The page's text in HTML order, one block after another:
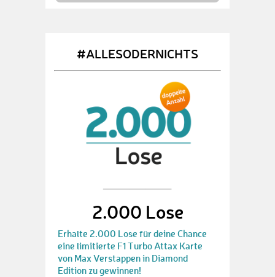
#ALLESODERNICHTS
2.000 Lose
Erhalte 2.000 Lose für deine Chance
eine limitierte F1 Turbo Attax Karte
von Max Verstappen in Diamond
Edition zu gewinnen!